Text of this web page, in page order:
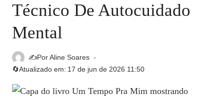
Técnico De Autocuidado
Mental
✍️PorAline Soares
🔄Atualizado em: 17 de jun de 2026 11:50